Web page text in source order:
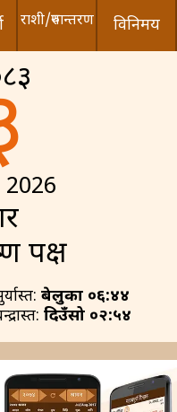
राशी/रुपान्तरण विनिमय
पक्ष
बेलुका ०६:४४
दिउँसो ०२:५४